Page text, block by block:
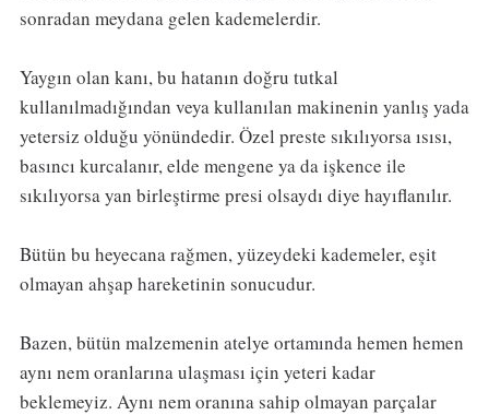
sonradan meydana gelen kademelerdir.
Yaygın olan kanı, bu hatanın doğru tutkal
kullanılmadığından veya kullanılan makinenin yanlış yada
yetersiz olduğu yönündedir. Özel preste sıkılıyorsa ısısı,
basıncı kurcalanır, elde mengene ya da işkence ile
sıkılıyorsa yan birleştirme presi olsaydı diye hayıflanılır.
Bütün bu heyecana rağmen, yüzeydeki kademeler, eşit
olmayan ahşap hareketinin sonucudur.
Bazen, bütün malzemenin atelye ortamında hemen hemen
aynı nem oranlarına ulaşması için yeteri kadar
beklemeyiz. Aynı nem oranına sahip olmayan parçalar